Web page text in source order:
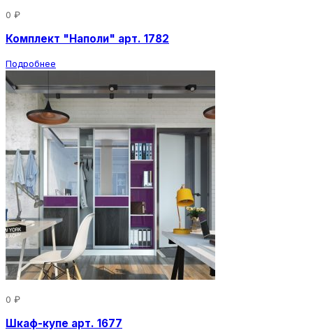
0 ₽
Комплект "Наполи" арт. 1782
Подробнее
0 ₽
Шкаф-купе арт. 1677